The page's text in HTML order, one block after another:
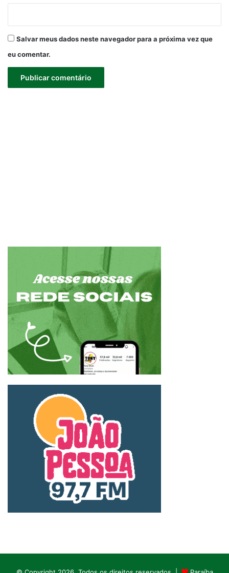
Salvar meus dados neste navegador para a próxima vez que
eu comentar.